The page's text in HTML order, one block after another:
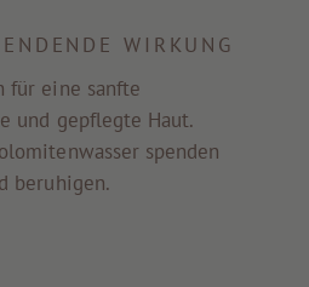
WIRKUNG
für eine sanfte
und gepflegte Haut.
spenden
beruhigen.